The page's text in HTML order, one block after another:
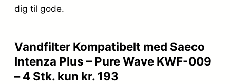
dig til gode.
Vandfilter Kompatibelt med Saeco
Intenza Plus – Pure Wave KWF-009
– 4 Stk. kun kr. 193